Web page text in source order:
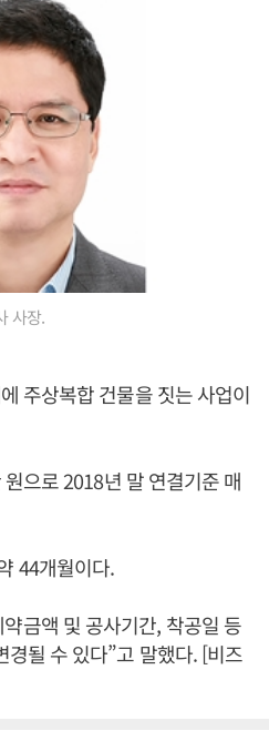
사장.
주상복합 건물을 짓는 사업이
으로 2018년 말 연결기준 매
44개월이다.
금액 및 공사기간, 착공일 등
될 수 있다”고 말했다. [비즈